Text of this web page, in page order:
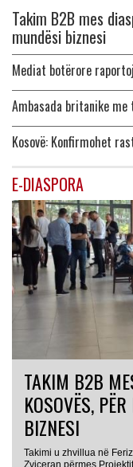
Takim B2B mes
mundësi biznesi
Mediat botërore
Ambasada britanike
Kosovë: Konfirmohet
E-DIASPORA
TAKIM B2B
KOSOVËS,
BIZNESI
Takimi u zhvillua në